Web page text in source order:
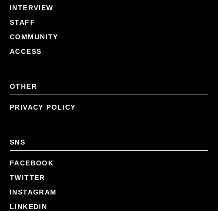
INTERVIEW
STAFF
COMMUNITY
ACCESS
OTHER
PRIVACY POLICY
SNS
FACEBOOK
TWITTER
INSTAGRAM
LINKEDIN